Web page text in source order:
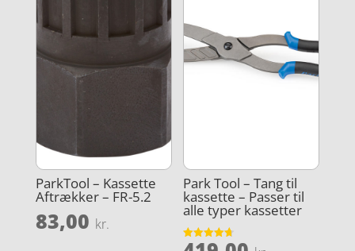
ParkTool – Kassette
Aftrækker – FR-5.2
83,00 kr.
Park Tool – Tang til
kassette – Passer til
alle typer kassetter
Vurderet